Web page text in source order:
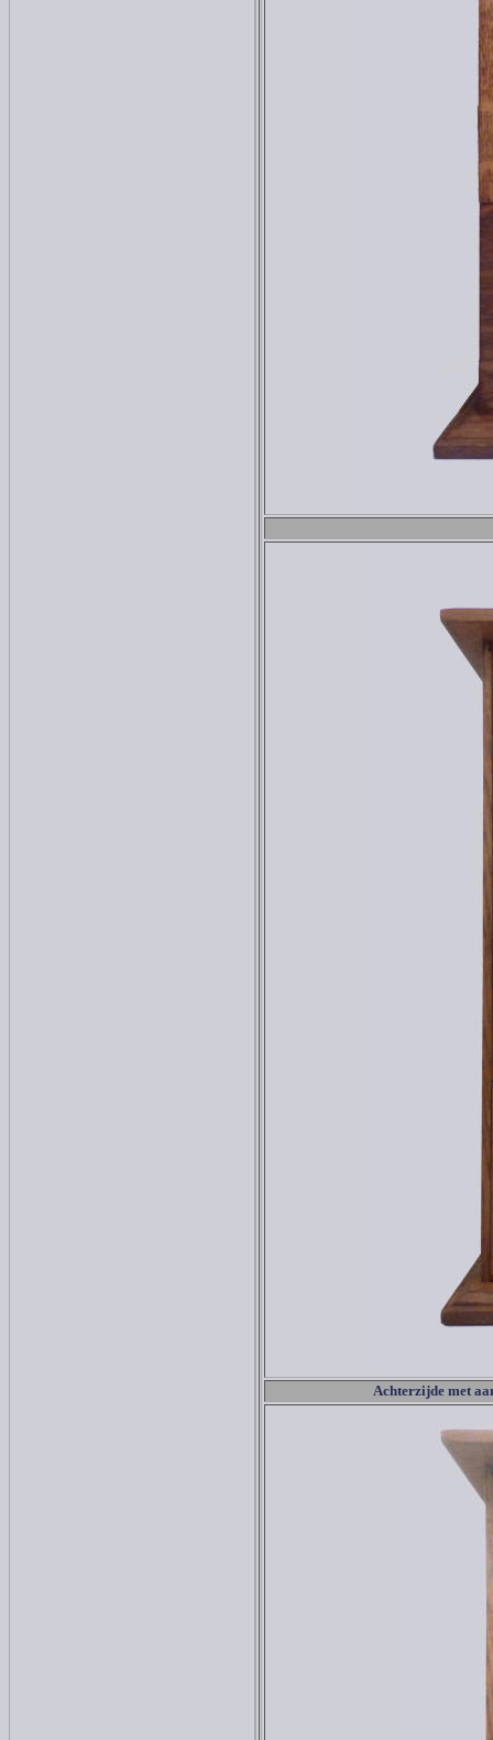
Achterzijde met